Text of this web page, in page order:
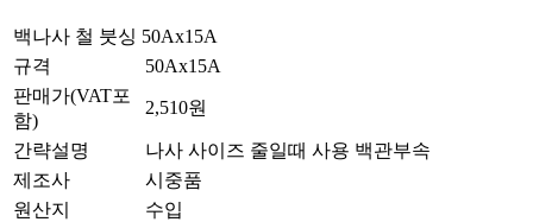
백나사 철 붓싱 50Ax15A
규격
50Ax15A
판매가(VAT포
함)
2,510원
간략설명
나사 사이즈 줄일때 사용 백관부속
제조사
시중품
원산지
수입